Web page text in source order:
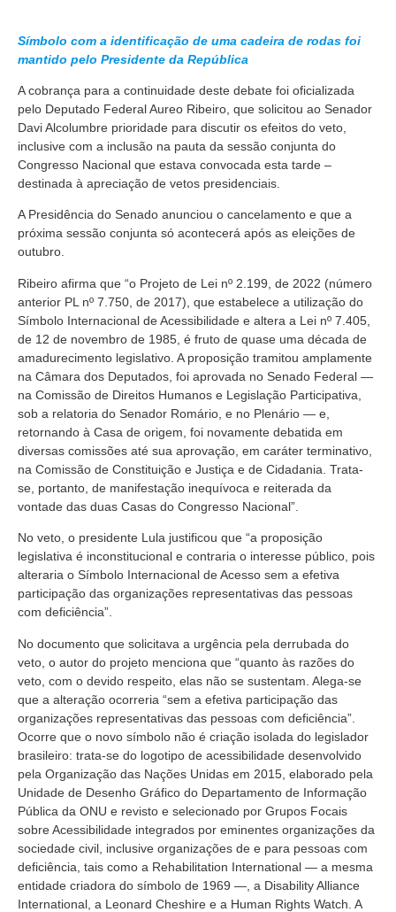
Símbolo com a identificação de uma cadeira de rodas foi
mantido pelo Presidente da República
A cobrança para a continuidade deste debate foi oficializada
pelo Deputado Federal Aureo Ribeiro, que solicitou ao Senador
Davi Alcolumbre prioridade para discutir os efeitos do veto,
inclusive com a inclusão na pauta da sessão conjunta do
Congresso Nacional que estava convocada esta tarde –
destinada à apreciação de vetos presidenciais.
A Presidência do Senado anunciou o cancelamento e que a
próxima sessão conjunta só acontecerá após as eleições de
outubro.
Ribeiro afirma que “o Projeto de Lei nº 2.199, de 2022 (número
anterior PL nº 7.750, de 2017), que estabelece a utilização do
Símbolo Internacional de Acessibilidade e altera a Lei nº 7.405,
de 12 de novembro de 1985, é fruto de quase uma década de
amadurecimento legislativo. A proposição tramitou amplamente
na Câmara dos Deputados, foi aprovada no Senado Federal —
na Comissão de Direitos Humanos e Legislação Participativa,
sob a relatoria do Senador Romário, e no Plenário — e,
retornando à Casa de origem, foi novamente debatida em
diversas comissões até sua aprovação, em caráter terminativo,
na Comissão de Constituição e Justiça e de Cidadania. Trata-
se, portanto, de manifestação inequívoca e reiterada da
vontade das duas Casas do Congresso Nacional”.
No veto, o presidente Lula justificou que “a proposição
legislativa é inconstitucional e contraria o interesse público, pois
alteraria o Símbolo Internacional de Acesso sem a efetiva
participação das organizações representativas das pessoas
com deficiência”.
No documento que solicitava a urgência pela derrubada do
veto, o autor do projeto menciona que “quanto às razões do
veto, com o devido respeito, elas não se sustentam. Alega-se
que a alteração ocorreria “sem a efetiva participação das
organizações representativas das pessoas com deficiência”.
Ocorre que o novo símbolo não é criação isolada do legislador
brasileiro: trata-se do logotipo de acessibilidade desenvolvido
pela Organização das Nações Unidas em 2015, elaborado pela
Unidade de Desenho Gráfico do Departamento de Informação
Pública da ONU e revisto e selecionado por Grupos Focais
sobre Acessibilidade integrados por eminentes organizações da
sociedade civil, inclusive organizações de e para pessoas com
deficiência, tais como a Rehabilitation International — a mesma
entidade criadora do símbolo de 1969 —, a Disability Alliance
International, a Leonard Cheshire e a Human Rights Watch. A